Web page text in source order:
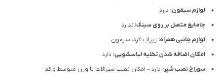
لوازم سیفون: دارد
جامایع متصل بر روی سینک: ندارد
لوازم جانبی همراه: زیرآب گرد، سیفون
امکان اضافه شدن تخلیه لباسشویی: دارد
سوراخ نصب شیر: دارد – امکان نصب شیرالات با وزن متوسط و کم